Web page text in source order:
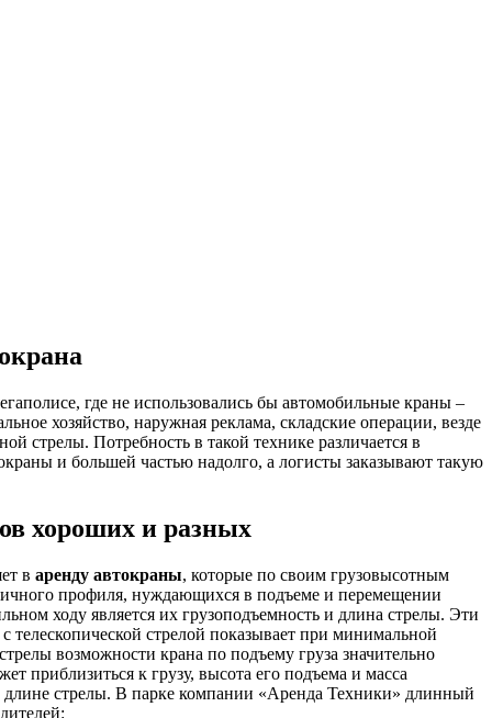
где не использовались бы автомобильные краны –
хозяйство, наружная реклама, складские операции, везде
стрелы. Потребность в такой технике различается в
и большей частью надолго, а логисты заказывают такую
хороших и разных
в аренду автокраны, которые по своим грузовысотным
профиля, нуждающихся в подъеме и перемещении
ходу является их грузоподъемность и длина стрелы. Эти
телескопической стрелой показывает при минимальной
возможности крана по подъему груза значительно
приблизиться к грузу, высота его подъема и масса
длине стрелы. В парке компании «Аренда Техники» длинный